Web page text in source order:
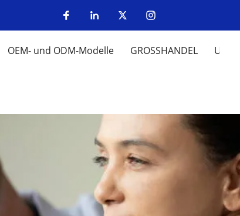
OEM- und ODM-Modelle GROSSHANDEL UM